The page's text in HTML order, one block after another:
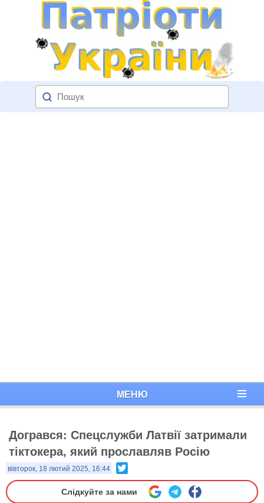
МЕНЮ
Догрався: Спецслужби Латвії затримали
тіктокера, який прославляв Росію
вівторок, 18 лютий 2025, 16:44
Слідкуйте за нами